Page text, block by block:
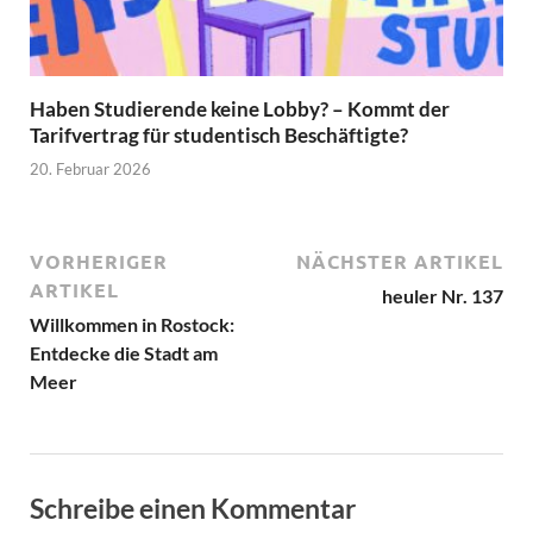
Haben Studierende keine Lobby? – Kommt der
Tarifvertrag für studentisch Beschäftigte?
20. Februar 2026
VORHERIGER
ARTIKEL
Willkommen in Rostock:
Entdecke die Stadt am
Meer
NÄCHSTER ARTIKEL
heuler Nr. 137
Schreibe einen Kommentar